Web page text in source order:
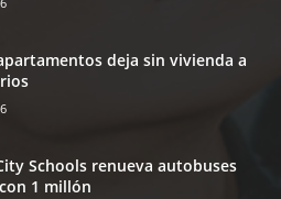
deja sin vivienda a
Schools renueva autobuses
1 millón